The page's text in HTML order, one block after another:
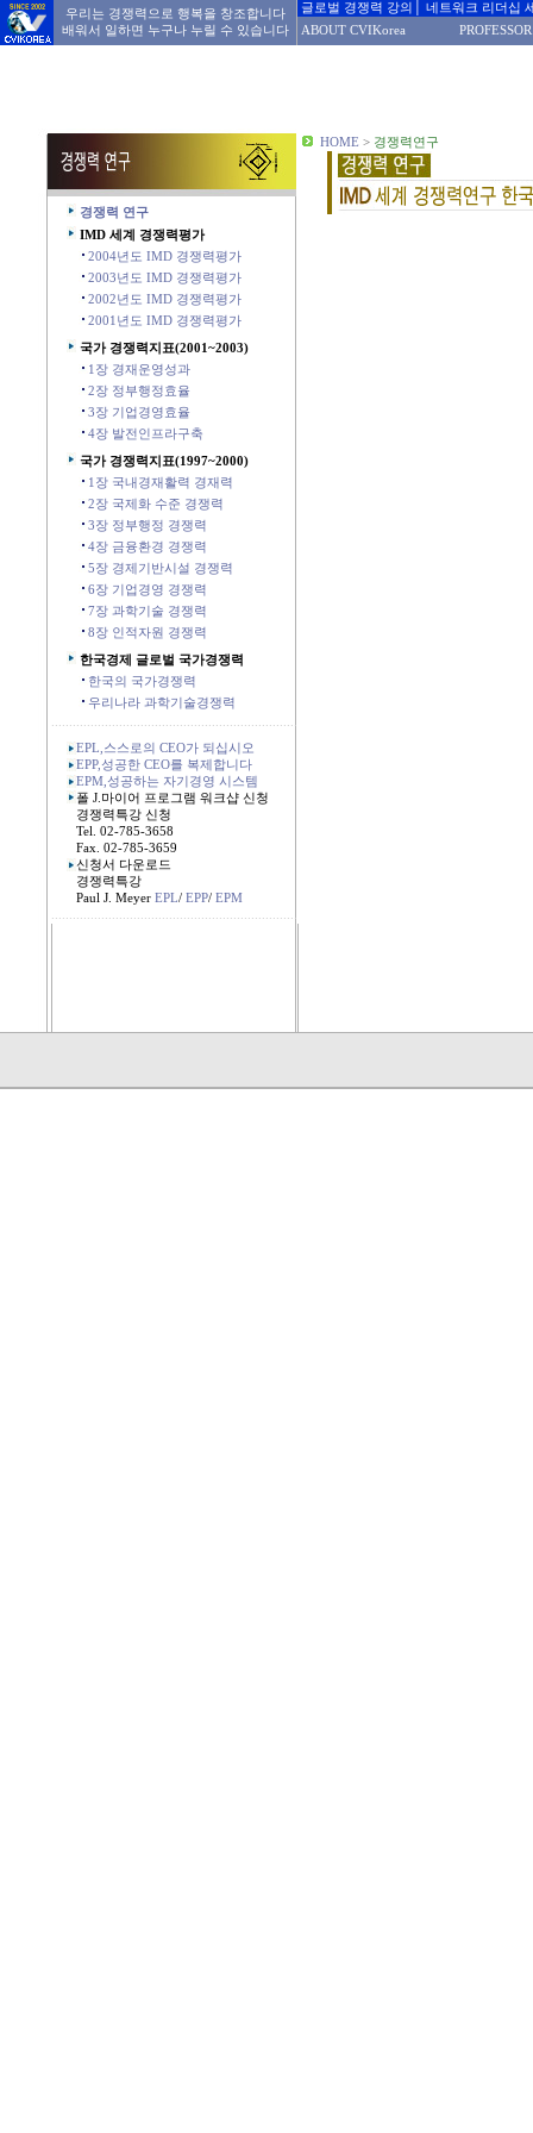
우리는 경쟁력으로 행복을 창조합니다
배워서 일하면 누구나 누릴 수 있습니다
글로벌 경쟁력 강의│ 네트워크 리더십
ABOUT CVIKorea
경쟁력 연구
IMD 세계 경쟁력평가
2004년도 IMD 경쟁력평가
2003년도 IMD 경쟁력평가
2002년도 IMD 경쟁력평가
2001년도 IMD 경쟁력평가
국가 경쟁력지표(2001~2003)
1장 경재운영성과
2장 정부행정효율
3장 기업경영효율
4장 발전인프라구축
국가 경쟁력지표(1997~2000)
1장 국내경재활력 경재력
2장 국제화 수준 경쟁력
3장 정부행정 경쟁력
4장 금융환경 경쟁력
5장 경제기반시설 경쟁력
6장 기업경영 경쟁력
7장 과학기술 경쟁력
8장 인적자원 경쟁력
한국경제 글로벌 국가경쟁력
한국의 국가경쟁력
우리나라 과학기술경쟁력
EPL,스스로의 CEO가 되십시오
EPP,성공한 CEO를 복제합니다
EPM,성공하는 자기경영 시스템
폴 J.마이어 프로그램 워크샵 신청
경쟁력특강 신청
Tel. 02-785-3658
Fax. 02-785-3659
신청서 다운로드
경쟁력특강
Paul J. Meyer EPL/ EPP/ EPM
HOME > 경쟁력연구